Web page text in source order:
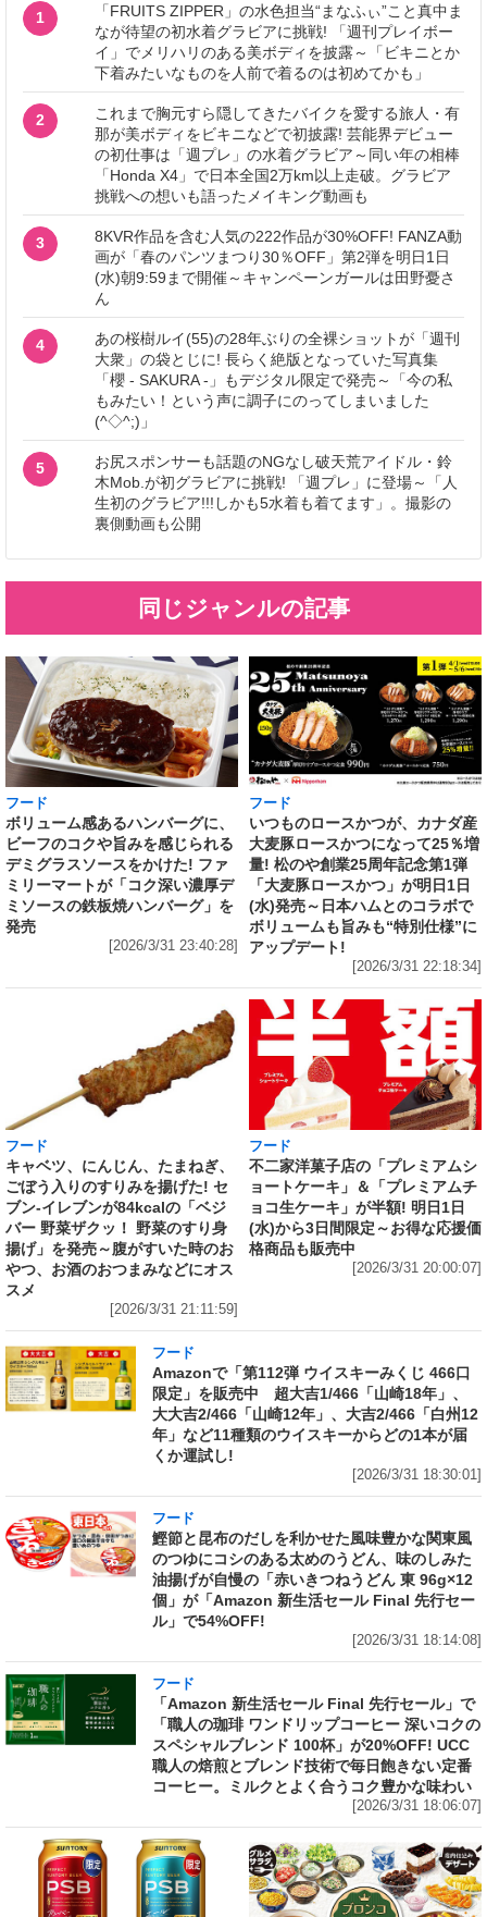
1
「FRUITS ZIPPER」の水色担当“まなふぃ”こと真中ま
なが待望の初水着グラビアに挑戦! 「週刊プレイボー
イ」でメリハリのある美ボディを披露～「ビキニとか
下着みたいなものを人前で着るのは初めてかも」
2
これまで胸元すら隠してきたバイクを愛する旅人・有
那が美ボディをビキニなどで初披露! 芸能界デビュー
の初仕事は「週プレ」の水着グラビア～同い年の相棒
「Honda X4」で日本全国2万km以上走破。グラビア
挑戦への想いも語ったメイキング動画も
3
8KVR作品を含む人気の222作品が30%OFF! FANZA動
画が「春のパンツまつり30％OFF」第2弾を明日1日
(水)朝9:59まで開催～キャンペーンガールは田野憂さ
ん
4
あの桜樹ルイ(55)の28年ぶりの全裸ショットが「週刊
大衆」の袋とじに! 長らく絶版となっていた写真集
「櫻 - SAKURA -」もデジタル限定で発売～「今の私
もみたい！という声に調子にのってしまいました
(^◇^;)」
5
お尻スポンサーも話題のNGなし破天荒アイドル・鈴
木Mob.が初グラビアに挑戦! 「週プレ」に登場～「人
生初のグラビア!!!しかも5水着も着てます」。撮影の
裏側動画も公開
同じジャンルの記事
フード
ボリューム感あるハンバーグに、
ビーフのコクや旨みを感じられる
デミグラスソースをかけた! ファ
ミリーマートが「コク深い濃厚デ
ミソースの鉄板焼ハンバーグ」を
発売
[2026/3/31 23:40:28]
フード
いつものロースかつが、カナダ産
大麦豚ロースかつになって25％増
量! 松のや創業25周年記念第1弾
「大麦豚ロースかつ」が明日1日
(水)発売～日本ハムとのコラボで
ボリュームも旨みも“特別仕様”に
アップデート!
[2026/3/31 22:18:34]
フード
キャベツ、にんじん、たまねぎ、
ごぼう入りのすりみを揚げた! セ
ブン‐イレブンが84kcalの「ベジ
バー 野菜ザクッ！ 野菜のすり身
揚げ」を発売～腹がすいた時のお
やつ、お酒のおつまみなどにオス
スメ
[2026/3/31 21:11:59]
フード
不二家洋菓子店の「プレミアムシ
ョートケーキ」＆「プレミアムチ
ョコ生ケーキ」が半額! 明日1日
(水)から3日間限定～お得な応援価
格商品も販売中
[2026/3/31 20:00:07]
フード
Amazonで「第112弾 ウイスキーみくじ 466口
限定」を販売中 超大吉1/466「山崎18年」、
大大吉2/466「山崎12年」、大吉2/466「白州12
年」など11種類のウイスキーからどの1本が届
くか運試し!
[2026/3/31 18:30:01]
フード
鰹節と昆布のだしを利かせた風味豊かな関東風
のつゆにコシのある太めのうどん、味のしみた
油揚げが自慢の「赤いきつねうどん 東 96g×12
個」が「Amazon 新生活セール Final 先行セー
ル」で54%OFF!
[2026/3/31 18:14:08]
フード
「Amazon 新生活セール Final 先行セール」で
「職人の珈琲 ワンドリップコーヒー 深いコクの
スペシャルブレンド 100杯」が20%OFF! UCC
職人の焙煎とブレンド技術で毎日飽きない定番
コーヒー。ミルクとよく合うコク豊かな味わい
[2026/3/31 18:06:07]